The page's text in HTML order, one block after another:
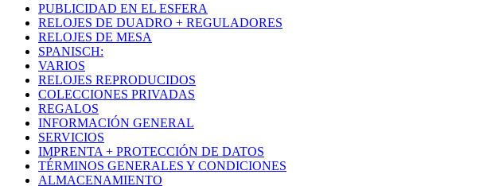
PUBLICIDAD EN EL ESFERA
RELOJES DE DUADRO + REGULADORES
RELOJES DE MESA
SPANISCH:
VARIOS
RELOJES REPRODUCIDOS
COLECCIONES PRIVADAS
REGALOS
INFORMACIÓN GENERAL
SERVICIOS
IMPRENTA + PROTECCIÓN DE DATOS
TÉRMINOS GENERALES Y CONDICIONES
ALMACENAMIENTO